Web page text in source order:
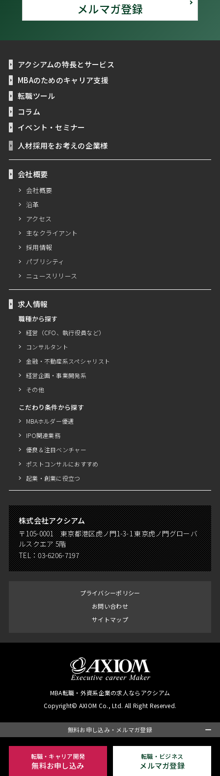
無料お申し込み・メルマガ登録
転職・キャリア開発
無料お申し込み
転職・ビジネス
メルマガ登録
メルマガ登録
アクシアムの特長とサービス
MBAのためのキャリア支援
転職ツール
コラム
イベント・セミナー
人材採用をお考えの企業様
会社概要
会社概要
沿革
アクセス
主なクライアント
採用情報
パブリシティ
ニュースリリース
求人情報
職種から探す
経営（CFO、執行役員など）
コンサルタント
金融・不動産系スペシャリスト
経営企画・事業開発系
その他
こだわり条件から探す
MBAホルダー優遇
IPO関連業務
優良＆注目ベンチャー
ポストコンサルにおすすめ
起業・創業に役立つ
株式会社アクシアム
〒105-0001 東京都港区虎ノ門1-3-1 東京虎ノ門グローバ
ルスクエア 5階
TEL：03-6206-7197
プライバシーポリシー
お問い合わせ
サイトマップ
MBA転職・外資系企業の求人ならアクシアム
Copyright© AXIOM Co., Ltd. All Right Reserved.